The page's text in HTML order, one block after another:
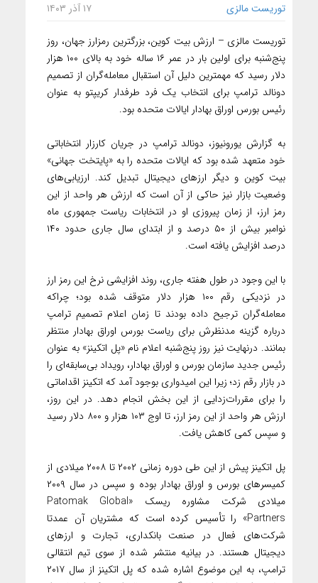
توریست مالزی ۱۷ آذر ۱۴۰۳
توریست مالزی – ارزش بیت کوین، بزرگترین رمزارز جهان، روز
پنج‌شنبه برای اولین بار در عمر ۱۶ ساله خود به بالای ۱۰۰ هزار
دلار رسید که مهمترین دلیل آن استقبال معامله‌گران از تصمیم
دونالد ترامپ برای انتخاب یک فرد طرفدار کریپتو به عنوان
رئیس بورس اوراق بهادار ایالات متحده بود.
به گزارش یورونیوز، دونالد ترامپ در جریان کارزار انتخاباتی
خود متعهد شده بود که ایالات متحده را به «پایتخت جهانی»
بیت کوین و دیگر ارزهای دیجیتال تبدیل کند. ارزیابی‌های
وضعیت بازار نیز حاکی از آن است که ارزش هر واحد از این
رمز ارز، از زمان پیروزی او در انتخابات ریاست جمهوری ماه
نوامبر بیش از ۵۰ درصد و از ابتدای سال جاری حدود ۱۴۰
درصد افزایش یافته است.
با این وجود در طول هفته جاری، روند افزایشی نرخ این رمز ارز
در نزدیکی رقم ۱۰۰ هزار دلار متوقف شده بود؛ چراکه
معامله‌گران ترجیح داده بودند تا زمان اعلام تصمیم ترامپ
درباره گزینه مدنظرش برای ریاست بورس اوراق بهادار منتظر
بمانند. درنهایت نیز روز پنج‌شنبه اعلام نام «پل اتکینز» به عنوان
رئیس جدید سازمان بورس و اوراق بهادار، رویداد بی‌سابقه‌ای را
در بازار رقم زد؛ زیرا این امیدواری بوجود آمد که اتکینز اقداماتی
را برای مقررات‌زدایی از این بخش انجام دهد. در این روز،
ارزش هر واحد از این رمز ارز، تا اوج ۱۰۳ هزار و ۸۰۰ دلار رسید
و سپس کمی کاهش یافت.
پل اتکینز پیش از این طی دوره زمانی ۲۰۰۲ تا ۲۰۰۸ میلادی از
کمیسرهای بورس و اوراق بهادار بوده و سپس در سال ۲۰۰۹
میلادی شرکت مشاوره ریسک «Patomak Global
Partners» را تأسیس کرده است که مشتریان آن عمدتا
شرکت‌های فعال در صنعت بانکداری، تجارت و ارزهای
دیجیتال هستند. در بیانیه منتشر شده از سوی تیم انتقالی
ترامپ، به این موضوع اشاره شده که پل اتکینز از سال ۲۰۱۷